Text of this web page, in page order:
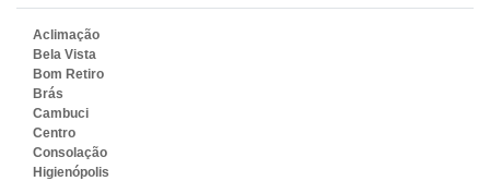
Aclimação
Bela Vista
Bom Retiro
Brás
Cambuci
Centro
Consolação
Higienópolis